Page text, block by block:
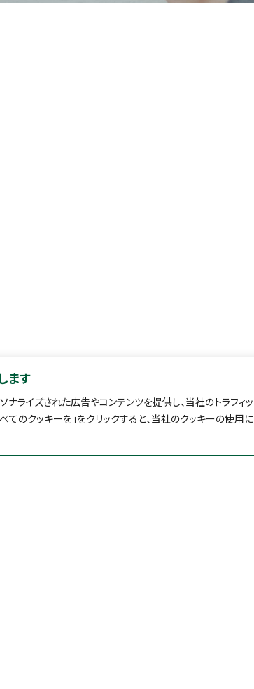
ます
ライズされた広告やコンテンツを提供し、当社のトラフィッ
てのクッキーを」をクリックすると、当社のクッキーの使用に